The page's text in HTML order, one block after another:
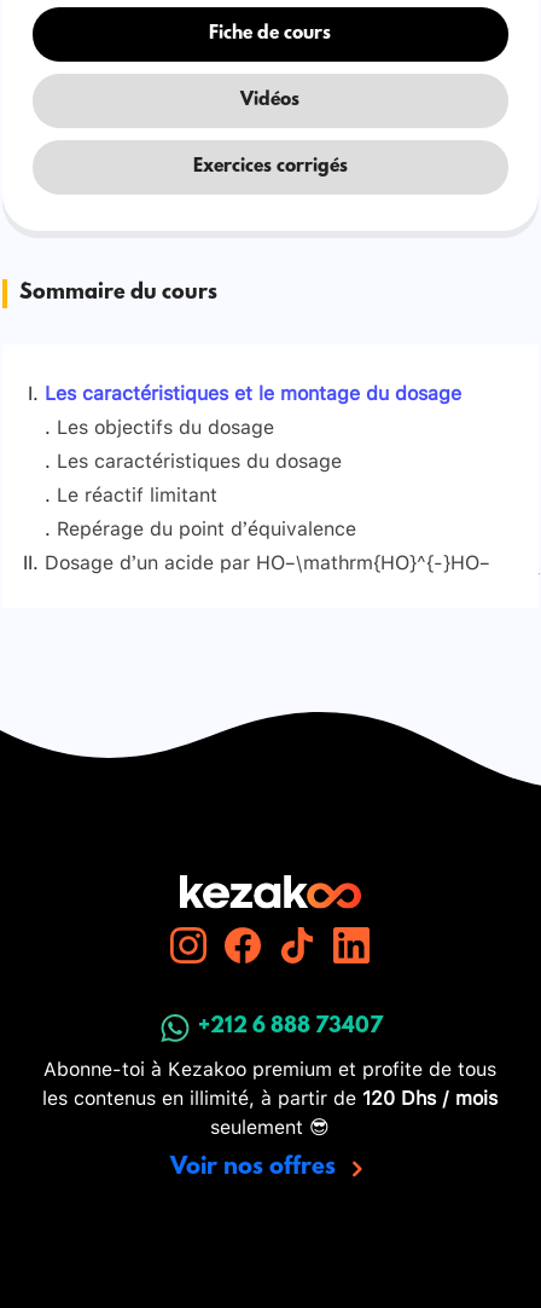
Fiche de cours
Vidéos
Exercices corrigés
Sommaire du cours
Les caractéristiques et le montage du dosage
Les objectifs du dosage
Les caractéristiques du dosage
Totale
Unique
Rapide
Le réactif limitant
Repérage du point d’équivalence
Dosage pH-métrique
Dosage d’un acide par HO−\mathrm{HO}^{-}HO−
Signaler une erreur
+212 6 888 73407
Abonne-toi à Kezakoo premium et profite de tous
les contenus en illimité, à partir de 120 Dhs / mois
seulement 😎
Voir nos offres